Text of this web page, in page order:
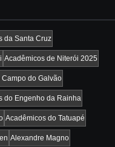
da Santa Cruz
Acadêmicos de Niterói 2025
do Galvão
do Engenho da Rainha
Acadêmicos do Tatuapé
Alexandre Magno